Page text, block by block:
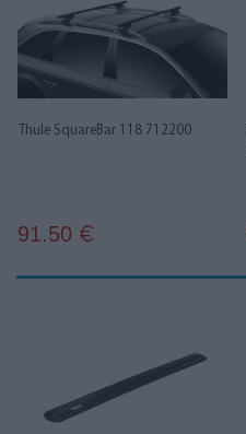
Thule SquareBar 118 712200
91.50 €